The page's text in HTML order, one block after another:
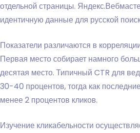
отдельной страницы.
идентичную данные для русской
Показатели различаются в
Первая место собирает намного
десятая место. Типичный CTR для
30-40 процентов, тогда как
менее 2 процентов кликов.
Изучение кликабельности